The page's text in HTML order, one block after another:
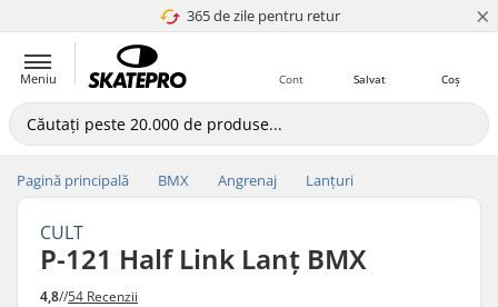
365 de zile pentru retur
4.8 a 5 ×
Meniu Coș
Salvat
Cont
Pagină principală BMX Angrenaj Lanțuri
CULT
P-121 Half Link Lanț BMX
4,8//54 Recenzii